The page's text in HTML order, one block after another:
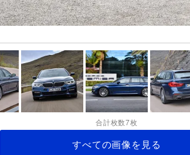
合計枚数7枚
すべての画像を見る